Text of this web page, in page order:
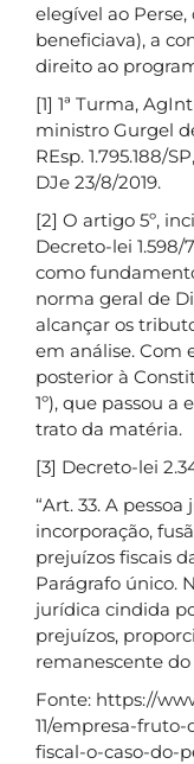
elegível ao
beneficiava), a
direito ao
[1] 1ª Turma,
ministro Gurgel
REsp. 1.795.188/
DJe 23/8/2019.
[2] O artigo 5º,
Decreto-lei
como
norma geral de
alcançar os
em análise. Com
posterior à
1º), que passou
trato da matéria.
[3] Decreto-lei
“Art. 33. A
incorporação,
prejuízos fiscais
Parágrafo único.
jurídica cindida
prejuízos,
remanescente
Fonte: https://
11/empresa-
fiscal-o-caso-do-